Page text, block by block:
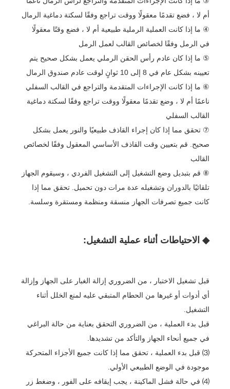
أم لا ، فضع تقدمًا معقولًا ووقت تراجع وفقًا لسكتة دماغية الرمال
④ ما إذا كانت العملية الرملية طبيعية أم لا ، فضع وقتًا معقولًا
في الرمل وفقًا لخصائص القالب لعمل الرمل
⑤ ما إذا كان عادم رأس الحقن الرملي يعمل بشكل صحيح يتم
تعيينه بشكل عام في 8 إلى 10 ثوانٍ لوقت عادم صندوق الرمال
⑥ ما إذا كانت الإجراءات المتقدمة والتراجع في القالب السفلي
ناعمًا أم لا ، وضع تقدمًا معقولًا ووقت تراجع وفقًا لسكتة دماغية
القالب السفلي
⑦ تحقق مما إذا كان إجراء القاذف طبيعيًا والنور يعمل بشكل
صحيح. قم بتعيين وقت القاذف الأساسي المعقول وفقًا لخصائص
القالب
⑧ قم بتبديل وضع التشغيل إلى التشغيل الفردي ، وسيقوم الجهاز
تلقائيًا بالدوران وتشغيله عدة مرات دون تحميل. تحقق مما إذا
كانت جميع تصرفات الجهاز منسقة ومنظمة ومستقرة وسلسة.
◆ الاحتياطات أثناء عملية التشغيل:
قبل تشغيل الاختبار ، من الضروري إزالة الغبار على الجهاز وإزالة
أي أدوات أو غيرها من الحطام المتبقي عليه لمنع الخلل أثناء
التشغيل.
قبل بدء العملية ، من الضروري التحقق بعناية من حالة البراغي
في جميع أنحاء الجهاز والتأكد من تشديدها.
⑶ قبل بدء العملية ، تحقق مما إذا كانت جميع الأجزاء المتحركة
موجودة في الوضع الطبيعي الأولي.
⑷ في حالة فشل الماكينة ، يجب إيقافه على الفور ، وضغط زر